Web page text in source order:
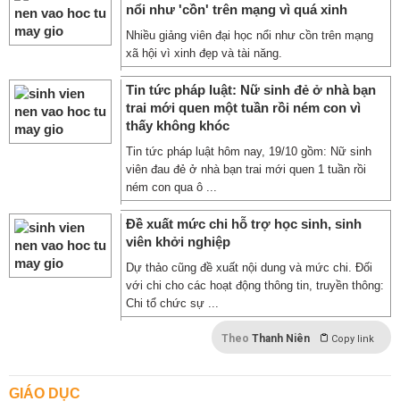
nổi như 'cồn' trên mạng vì quá xinh
Nhiều giảng viên đại học nổi như cồn trên mạng
xã hội vì xinh đẹp và tài năng.
Tin tức pháp luật: Nữ sinh đẻ ở nhà bạn
trai mới quen một tuần rồi ném con vì
thấy không khóc
Tin tức pháp luật hôm nay, 19/10 gồm: Nữ sinh
viên đau đẻ ở nhà bạn trai mới quen 1 tuần rồi
ném con qua ô ...
Đề xuất mức chi hỗ trợ học sinh, sinh
viên khởi nghiệp
Dự thảo cũng đề xuất nội dung và mức chi. Đối
với chi cho các hoạt động thông tin, truyền thông:
Chi tổ chức sự ...
Theo Thanh Niên Copy link
GIÁO DỤC